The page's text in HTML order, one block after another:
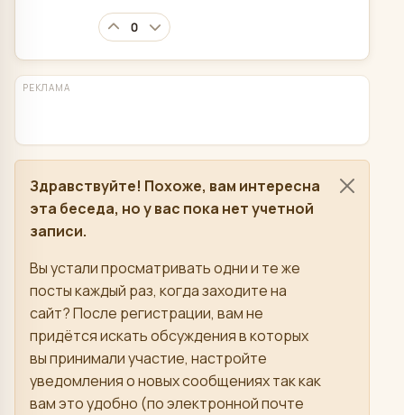
0
РЕКЛАМА
Здравствуйте! Похоже, вам интересна
эта беседа, но у вас пока нет учетной
записи.
Вы устали просматривать одни и те же
посты каждый раз, когда заходите на
сайт? После регистрации, вам не
придётся искать обсуждения в которых
вы принимали участие, настройте
уведомления о новых сообщениях так как
вам это удобно (по электронной почте